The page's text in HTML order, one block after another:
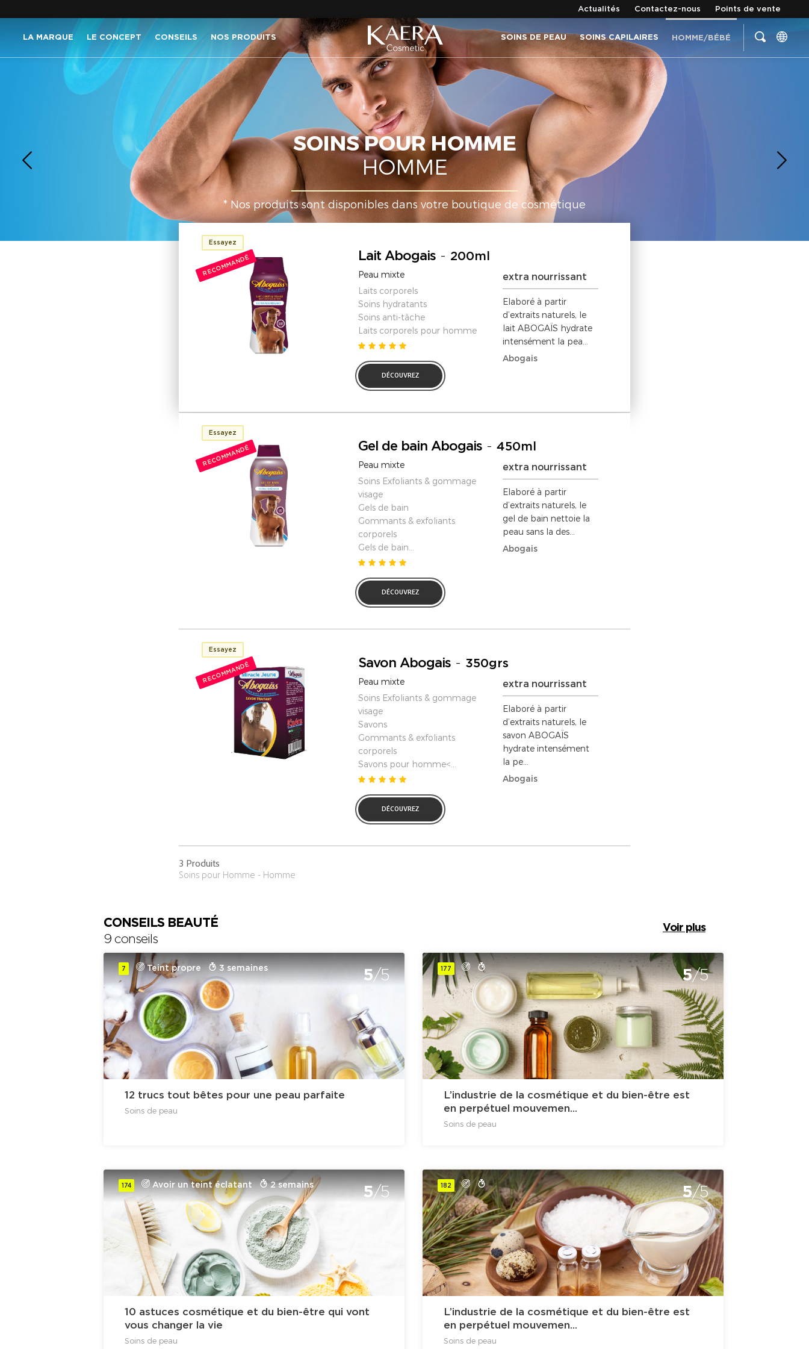
Actualités Contactez-nous Points de vente
LA MARQUE LE CONCEPT CONSEILS NOS PRODUITS SOINS DE PEAU SOINS CAPILAIRES HOMME/BÉBÉ
SOINS POUR HOMME
HOMME
* Nos produits sont disponibles dans votre boutique de cosmétique
Essayez
RECOMMANDÉ Lait Abogais- 200ml
Peau mixte
Laits corporels
Soins hydratants
Soins anti-tâche
Laits corporels pour homme
DÉCOUVREZ
extra nourrissant
Elaboré à partir
d’extraits naturels, le
lait ABOGAÏS hydrate
intensément la pea...
Abogais
Essayez
RECOMMANDÉ Gel de bain Abogais- 450ml
Peau mixte
Soins Exfoliants & gommage
visage
Gels de bain
Gommants & exfoliants
corporels
Gels de bain...
DÉCOUVREZ
extra nourrissant
Elaboré à partir
d’extraits naturels, le
gel de bain nettoie la
peau sans la des...
Abogais
Essayez
RECOMMANDÉ Savon Abogais- 350grs
Peau mixte
Soins Exfoliants & gommage
visage
Savons
Gommants & exfoliants
corporels
Savons pour homme<...
DÉCOUVREZ
extra nourrissant
Elaboré à partir
d’extraits naturels, le
savon ABOGAÏS
hydrate intensément
la pe...
Abogais
3 Produits
Soins pour Homme - Homme
CONSEILS BEAUTÉ
9 conseils
Voir plus
7 Teint propre 3 semaines 5/5
12 trucs tout bêtes pour une peau parfaite
Soins de peau
177 5/5
L’industrie de la cosmétique et du bien-être est
en perpétuel mouvemen...
Soins de peau
174 Avoir un teint éclatant 2 semains 5/5
10 astuces cosmétique et du bien-être qui vont
vous changer la vie
Soins de peau
182 5/5
L’industrie de la cosmétique et du bien-être est
en perpétuel mouvemen...
Soins de peau